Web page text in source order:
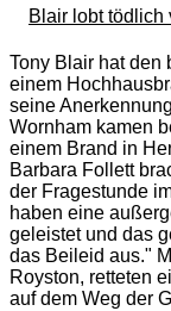
Blair lobt tödlich
Tony Blair hat den
einem
seine
Wornham kamen
einem Brand in
Barbara Follett
der Fragestunde
haben eine
geleistet und das
das Beileid aus."
Royston, retteten
auf dem Weg der